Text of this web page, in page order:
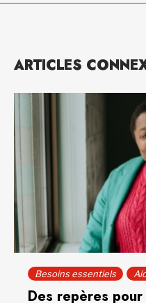
ARTICLES
Besoins essentiels
Des repères